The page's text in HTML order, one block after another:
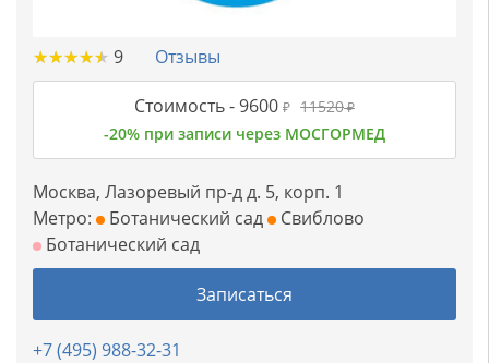
★★★★★
★★★★★ 9 Отзывы
Стоимость -9600 ₽ 11520₽
-20% при записи через МОСГОРМЕД
Москва, Лазоревый пр-д д. 5, корп. 1
Метро:
Ботанический сад
Свиблово
Ботанический сад
Записаться
+7 (495) 988-32-31